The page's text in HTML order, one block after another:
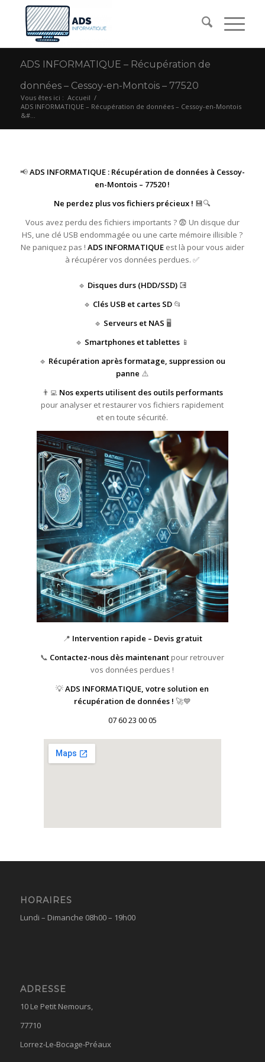
ADS INFORMATIQUE – Récupération de
données – Cessoy-en-Montois – 77520
Vous êtes ici : Accueil /
ADS INFORMATIQUE – Récupération de données – Cessoy-en-Montois
&#...
📢ADS INFORMATIQUE : Récupération de données à Cessoy-
en-Montois – 77520 !
Ne perdez plus vos fichiers précieux ! 💾🔍
Vous avez perdu des fichiers importants ? 😨 Un disque dur
HS, une clé USB endommagée ou une carte mémoire illisible ?
Ne paniquez pas ! ADS INFORMATIQUEest là pour vous aider
à récupérer vos données perdues. ✅
🔹 Disques durs (HDD/SSD)💽
🔹 Clés USB et cartes SD📂
🔹 Serveurs et NAS 🖥️
🔹 Smartphones et tablettes 📱
🔹 Récupération après formatage, suppression ou
panne ⚠️
👨‍💻 Nos experts utilisent des outils performants
pour analyser et restaurer vos fichiers rapidement
et en toute sécurité.
📍 Intervention rapide – Devis gratuit
📞 Contactez-nous dès maintenant pour retrouver
vos données perdues !
💡ADS INFORMATIQUE, votre solution en
récupération de données ! 🚀💙
07 60 23 00 05
HORAIRES
Lundi – Dimanche 08h00 – 19h00
ADRESSE
10 Le Petit Nemours,
77710
Lorrez-Le-Bocage-Préaux